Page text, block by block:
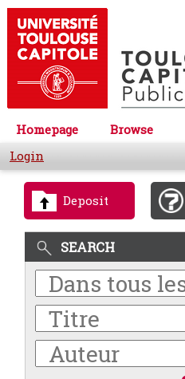
Homepage Browse
Login
Deposit
SEARCH